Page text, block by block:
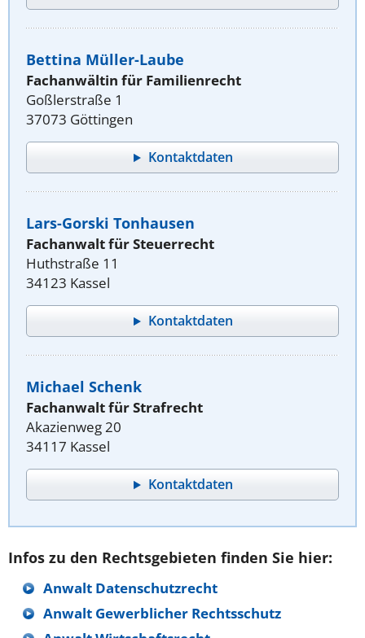
Bettina Müller-Laube
Fachanwältin für Familienrecht
Goßlerstraße 1
37073 Göttingen
Kontaktdaten
Lars-Gorski Tonhausen
Fachanwalt für Steuerrecht
Huthstraße 11
34123 Kassel
Kontaktdaten
Michael Schenk
Fachanwalt für Strafrecht
Akazienweg 20
34117 Kassel
Kontaktdaten
Infos zu den Rechtsgebieten finden Sie hier:
Anwalt Datenschutzrecht
Anwalt Gewerblicher Rechtsschutz